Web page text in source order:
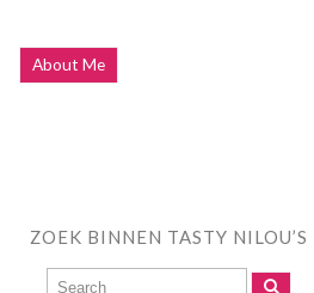
About Me
ZOEK BINNEN TASTY NILOU’S